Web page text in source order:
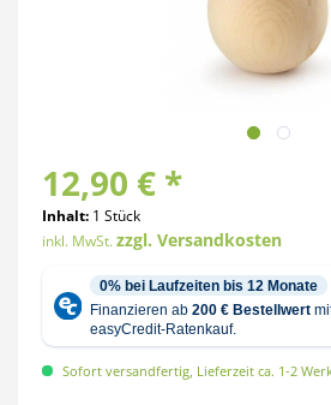
12,90 € *
Inhalt: 1 Stück
inkl. MwSt.zzgl. Versandkosten
Sofort versandfertig, Lieferzeit ca. 1-2